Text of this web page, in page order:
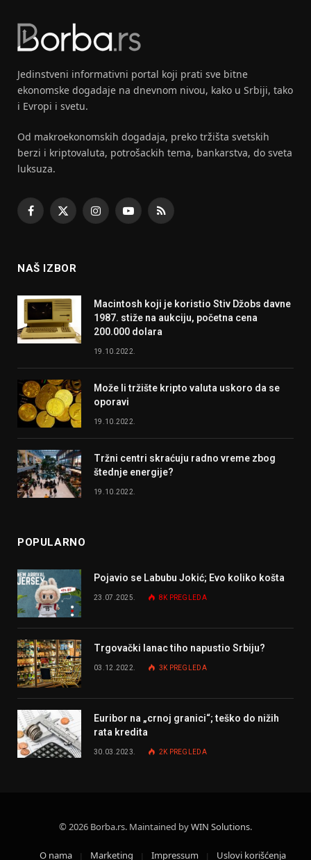
Jedinstveni informativni portal koji prati sve bitne
ekonomske dogadaje na dnevnom nivou, kako u Srbiji, tako
i Evropi i svetu.
Od makroekonomskih dogadaja, preko tržišta svetskih
berzi i kriptovaluta, potrošackih tema, bankarstva, do sveta
luksuza.
Facebook
X
InstagramYouTubeRSS
NAŠ IZBOR
Macintosh koji je koristio Stiv Džobs davne
1987. stiže na aukciju, početna cena
200.000 dolara
19.10.2022.
Može li tržište kripto valuta uskoro da se
oporavi
19.10.2022.
Tržni centri skraćuju radno vreme zbog
štednje energije?
19.10.2022.
POPULARNO
Pojavio se Labubu Jokić; Evo koliko košta
23.07.2025. 8K PREGLEDA
Trgovački lanac tiho napustio Srbiju?
03.12.2022. 3K PREGLEDA
Euribor na „crnoj granici“; teško do nižih
rata kredita
30.03.2023. 2K PREGLEDA
© 2026 Borba.rs. Maintained byWIN Solutions.
O nama Marketing Impressum Uslovi korišćenja